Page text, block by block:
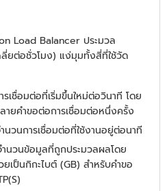
Load Balancer ประมวล
ยต่อชั่วโมง) แง่มุมทั้งสี่ที่ใช้วัด
รเชื่อมต่อที่เริ่มขึ้นใหม่ต่อวินาที โดย
ายคำขอต่อการเชื่อมต่อหนึ่งครั้ง
นวนการเชื่อมต่อที่ใช้งานอยู่ต่อนาที
นวนข้อมูลที่ถูกประมวลผลโดย
เป็นกิกะไบต์ (GB) สำหรับคำขอ